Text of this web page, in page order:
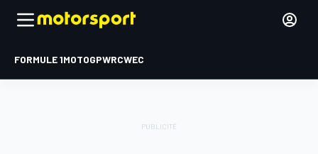
FORMULE 1MOTOGPWRCWEC